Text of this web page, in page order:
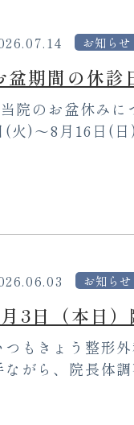
お知らせ
盆期間の休診
当院のお盆休みに
(火)～8月16日(
お知らせ
3日（本日
つもきょう整形
ながら、院長体